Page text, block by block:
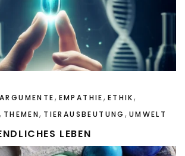
ARGUMENTE, EMPATHIE, ETHIK,
, THEMEN, TIERAUSBEUTUNG , UMWELT
LEBEN